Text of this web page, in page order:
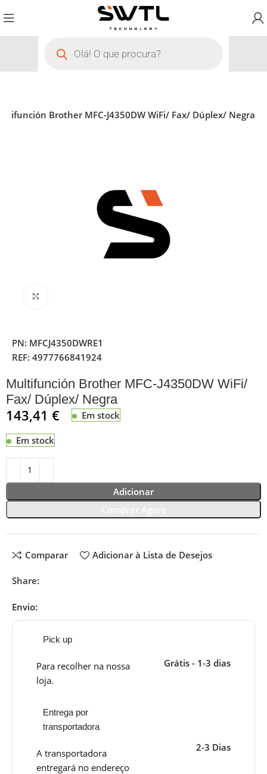
Brother MFC-J4350DW WiFi/ Fax/ Dúplex/ Negra
PN: MFCJ4350DWRE1
REF:4977766841924
Multifunción Brother MFC-J4350DW WiFi/
Fax/ Dúplex/ Negra
143,41€ Em stock
Em stock
Adicionar
Comparar Adicionar à Lista de Desejos
Share:
Envio:
Pick up
Para recolher na nossa
loja.
Grátis - 1-3 dias
Entrega por
transportadora
A transportadora
entregará no endereço
2-3 Dias